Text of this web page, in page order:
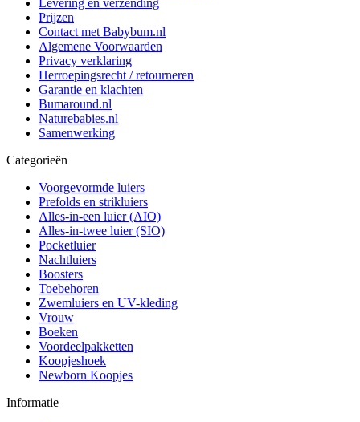
Levering en verzending
Prijzen
Contact met Babybum.nl
Algemene Voorwaarden
Privacy verklaring
Herroepingsrecht / retourneren
Garantie en klachten
Bumaround.nl
Naturebabies.nl
Samenwerking
Categorieën
Voorgevormde luiers
Prefolds en strikluiers
Alles-in-een luier (AIO)
Alles-in-twee luier (SIO)
Pocketluier
Nachtluiers
Boosters
Toebehoren
Zwemluiers en UV-kleding
Vrouw
Boeken
Voordeelpakketten
Koopjeshoek
Newborn Koopjes
Informatie